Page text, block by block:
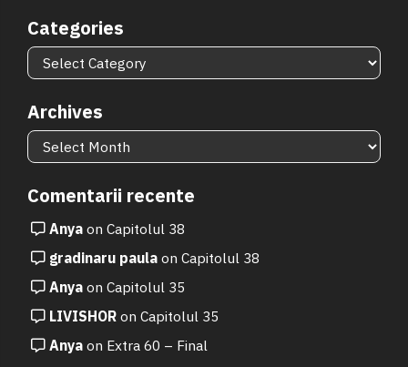
Categories
Categories
Archives
Archives
Comentarii recente
Anyaon Capitolul 38
gradinaru paulaon Capitolul 38
Anyaon Capitolul 35
LIVISHORon Capitolul 35
Anyaon Extra 60 – Final